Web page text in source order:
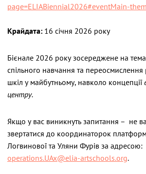
page=ELIABiennial2026#eventMain-
Крайдата: 16 січня 2026 року
Бієнале 2026 року зосереджене на
спільного навчання та переосмислення
шкіл у майбутньому, навколо концепції
центру.
Якщо у вас виникнуть запитання – не
звертатися до координаторок
Логвинової та Уляни Фурів за адресою:
operations.UAx@elia-artschools.org.